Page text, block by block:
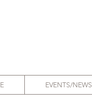
EVENTS/NEWS